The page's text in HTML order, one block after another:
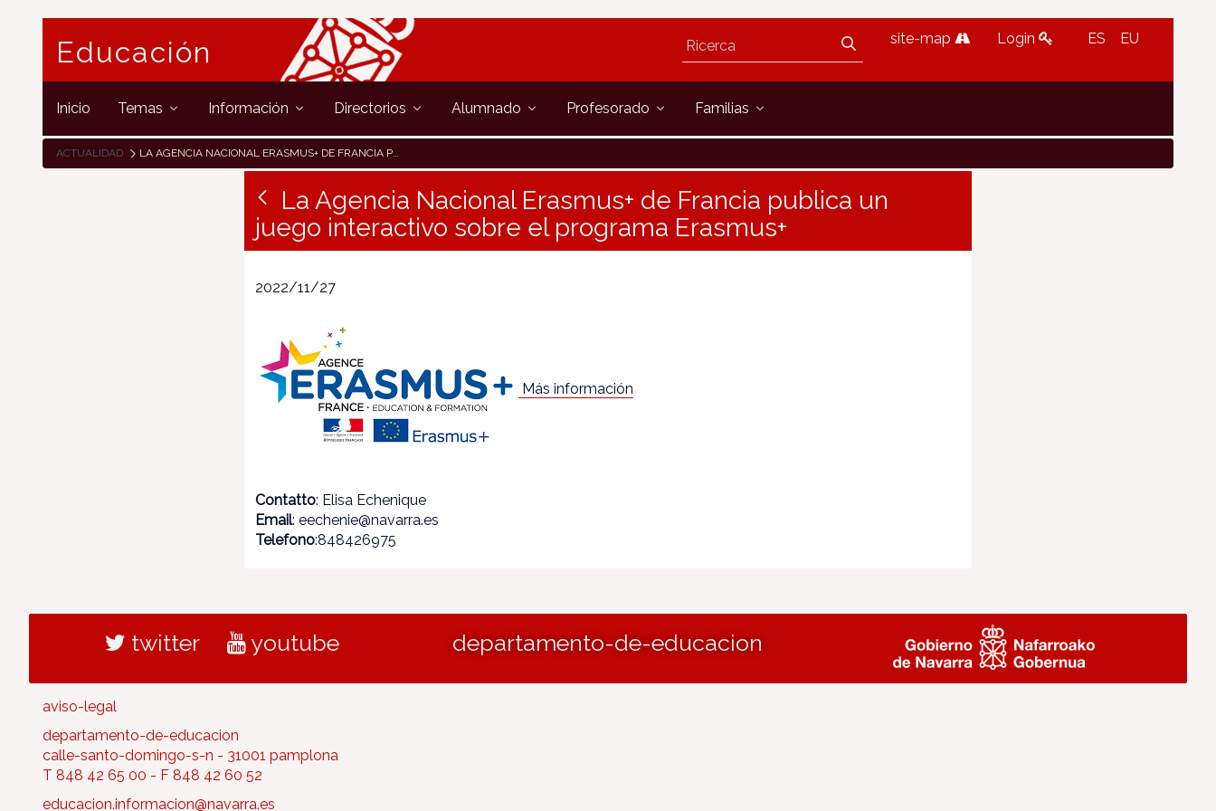
Educación site-map Login ES EU
Inicio Temas Información Directorios Alumnado Profesorado Familias
ACTUALIDAD LA AGENCIA NACIONAL ERASMUS+ DE FRANCIA PUBLICA UN JUEGO INTERACTIVO SOBRE EL PROGRAMA ERASMUS+
La Agencia Nacional Erasmus+ de Francia publica un
juego interactivo sobre el programa Erasmus+
2022/11/27
Más información
Contatto: Elisa Echenique
Email: eechenie@navarra.es
Telefono:848426975
twitter youtube departamento-de-educacion
aviso-legal
departamento-de-educacion
calle-santo-domingo-s-n - 31001 pamplona
T 848 42 65 00 - F 848 42 60 52
educacion.informacion@navarra.es